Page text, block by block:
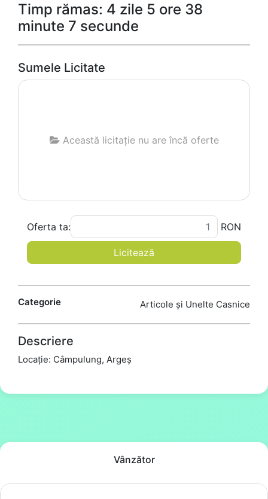
Timp rămas: 4 zile 5 ore 38
minute 7 secunde
Sumele Licitate
Această licitație nu are încă oferte
Oferta ta: RON
Licitează
Categorie Articole și Unelte Casnice
Descriere
Locație: Câmpulung, Argeș
Vânzător